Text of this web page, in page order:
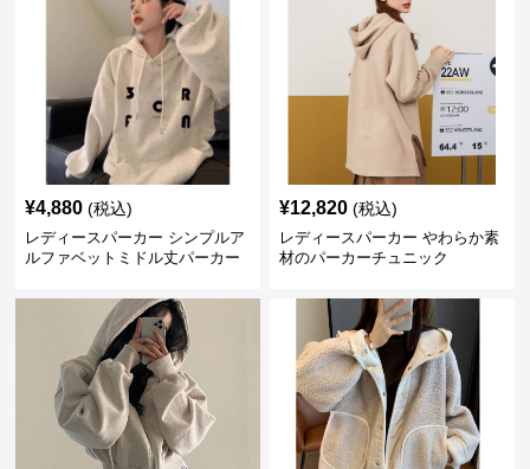
¥4,880 (税込)
レディースパーカー シンプルア
ルファベットミドル丈パーカー
¥12,820 (税込)
レディースパーカー やわらか素
材のパーカーチュニック